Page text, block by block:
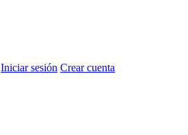
Iniciar sesión Crear cuenta